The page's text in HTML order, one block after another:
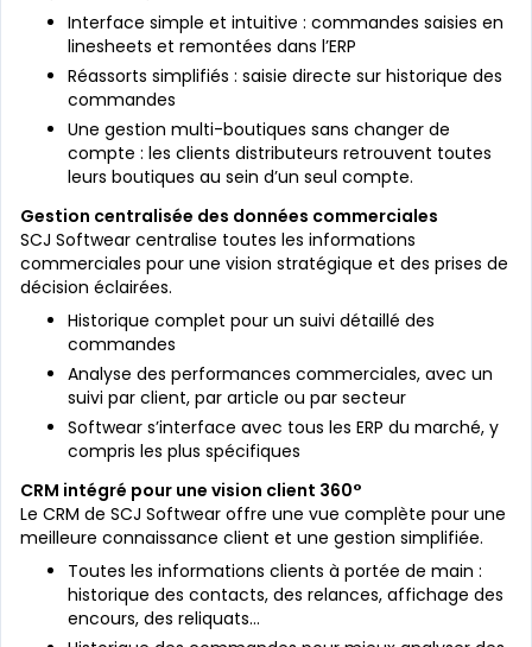
Interface simple et intuitive : commandes saisies en
linesheets et remontées dans l’ERP
Réassorts simplifiés : saisie directe sur historique des
commandes
Une gestion multi-boutiques sans changer de
compte : les clients distributeurs retrouvent toutes
leurs boutiques au sein d’un seul compte.
Gestion centralisée des données commerciales
SCJ Softwear centralise toutes les informations
commerciales pour une vision stratégique et des prises de
décision éclairées.
Historique complet pour un suivi détaillé des
commandes
Analyse des performances commerciales, avec un
suivi par client, par article ou par secteur
Softwear s’interface avec tous les ERP du marché, y
compris les plus spécifiques
CRM intégré pour une vision client 360°
Le CRM de SCJ Softwear offre une vue complète pour une
meilleure connaissance client et une gestion simplifiée.
Toutes les informations clients à portée de main :
historique des contacts, des relances, affichage des
encours, des reliquats…